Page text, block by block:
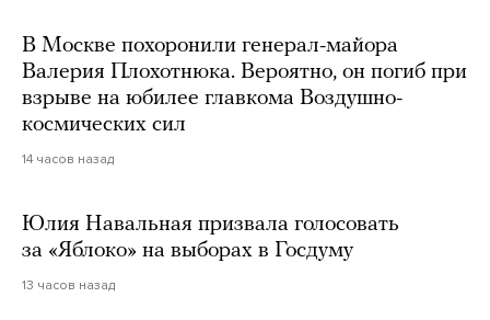
В Москве похоронили генерал-майора
Валерия Плохотнюка. Вероятно, он погиб при
взрыве на юбилее главкома Воздушно-
космических сил
14 часов назад
Юлия Навальная призвала голосовать
за «Яблоко» на выборах в Госдуму
13 часов назад